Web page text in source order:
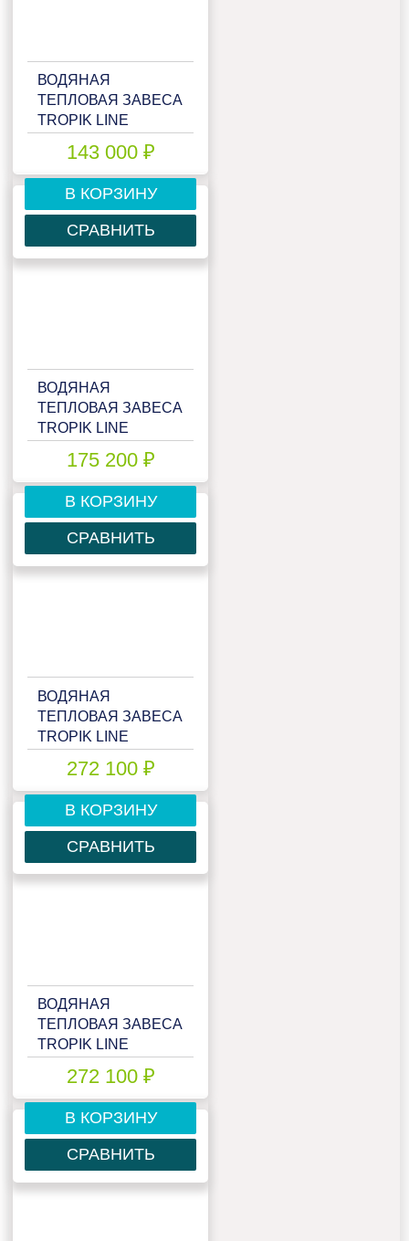
ВОДЯНАЯ
ТЕПЛОВАЯ ЗАВЕСА
TROPIK LINE
143 000 ₽
В КОРЗИНУ
СРАВНИТЬ
ВОДЯНАЯ
ТЕПЛОВАЯ ЗАВЕСА
TROPIK LINE
175 200 ₽
В КОРЗИНУ
СРАВНИТЬ
ВОДЯНАЯ
ТЕПЛОВАЯ ЗАВЕСА
TROPIK LINE
272 100 ₽
В КОРЗИНУ
СРАВНИТЬ
ВОДЯНАЯ
ТЕПЛОВАЯ ЗАВЕСА
TROPIK LINE
272 100 ₽
В КОРЗИНУ
СРАВНИТЬ